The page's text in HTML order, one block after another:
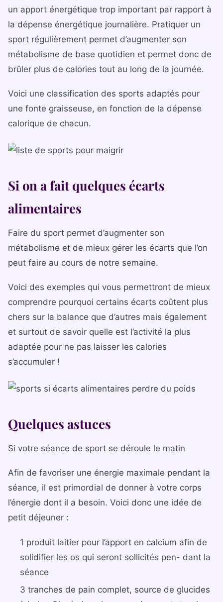
un apport énergétique trop important par rapport à
la dépense énergétique journalière. Pratiquer un
sport régulièrement permet d’augmenter son
métabolisme de base quotidien et permet donc de
brûler plus de calories tout au long de la journée.
Voici une classification des sports adaptés pour
une fonte graisseuse, en fonction de la dépense
calorique de chacun.
Si on a fait quelques écarts
alimentaires
Faire du sport permet d’augmenter son
métabolisme et de mieux gérer les écarts que l’on
peut faire au cours de notre semaine.
Voici des exemples qui vous permettront de mieux
comprendre pourquoi certains écarts coûtent plus
chers sur la balance que d’autres mais également
et surtout de savoir quelle est l’activité la plus
adaptée pour ne pas laisser les calories
s’accumuler !
Quelques astuces
Si votre séance de sport se déroule le matin
Afin de favoriser une énergie maximale pendant la
séance, il est primordial de donner à votre corps
l’énergie dont il a besoin. Voici donc une idée de
petit déjeuner :
1 produit laitier pour l’apport en calcium afin de
solidifier les os qui seront sollicités pen- dant la
séance
3 tranches de pain complet, source de glucides